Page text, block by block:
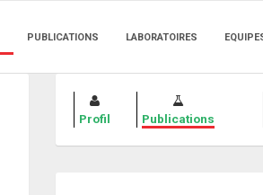
PUBLICATIONS LABORATOIRES
Profil Publications